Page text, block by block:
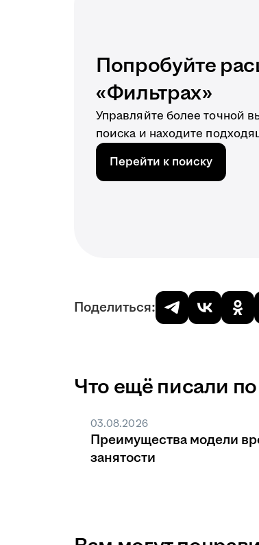
Попробуйте
«Фильтрах»
Управляйте более точной
поиска и находите
Перейти к поиску
Поделиться:
Что ещё писали
03.08.2026
Преимущества модели
занятости